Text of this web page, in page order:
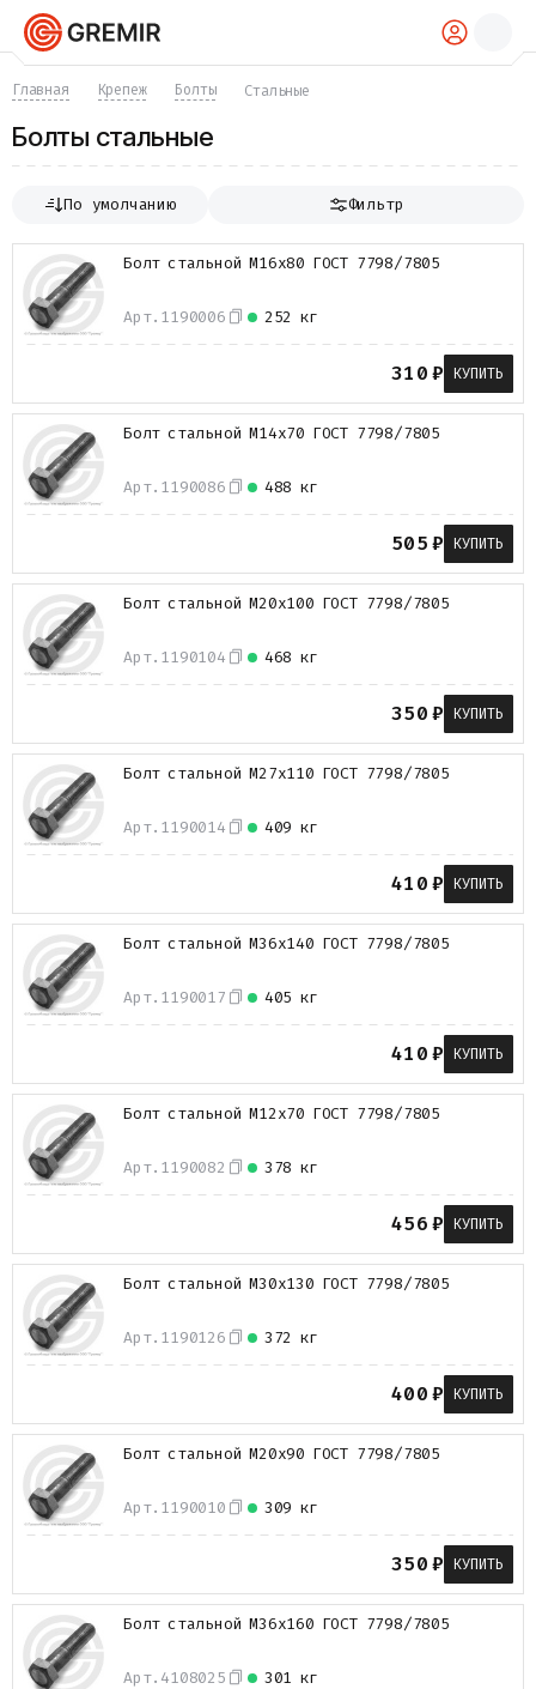
Трубы
Хомуты
Фланцы
Переходы
Тройники
Заглушки
Задвижки
Краны
Фильтры
Компенсаторы
Фасонные части
Крепеж
Прокладки и уплотнения
Измерительные приборы
Баки
Детали трубопроводов
Водомерные узлы
Запорная арматура
Главная Крепеж Болты Стальные
Болты стальные
По умолчанию Фильтр
Арт. 1190006 252 кг
Болт стальной М16х80 ГОСТ 7798/7805
310₽ КУПИТЬ
Арт. 1190086 488 кг
Болт стальной М14х70 ГОСТ 7798/7805
505₽ КУПИТЬ
Арт. 1190104 468 кг
Болт стальной М20х100 ГОСТ 7798/7805
350₽ КУПИТЬ
Арт. 1190014 409 кг
Болт стальной М27х110 ГОСТ 7798/7805
410₽ КУПИТЬ
Арт. 1190017 405 кг
Болт стальной М36х140 ГОСТ 7798/7805
410₽ КУПИТЬ
Арт. 1190082 378 кг
Болт стальной М12х70 ГОСТ 7798/7805
456₽ КУПИТЬ
Арт. 1190126 372 кг
Болт стальной М30х130 ГОСТ 7798/7805
400₽ КУПИТЬ
Арт. 1190010 309 кг
Болт стальной М20х90 ГОСТ 7798/7805
350₽ КУПИТЬ
Арт. 4108025 301 кг
Болт стальной М36х160 ГОСТ 7798/7805